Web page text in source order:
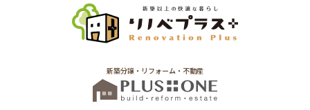
リノベーションでローンを活用することはでき
リノベーションには、住宅ローンやリフォームローン
を活用することができます。
借入額が800万円未満の場合はリフォームローンの方が
新築分譲・リフォーム・不動産